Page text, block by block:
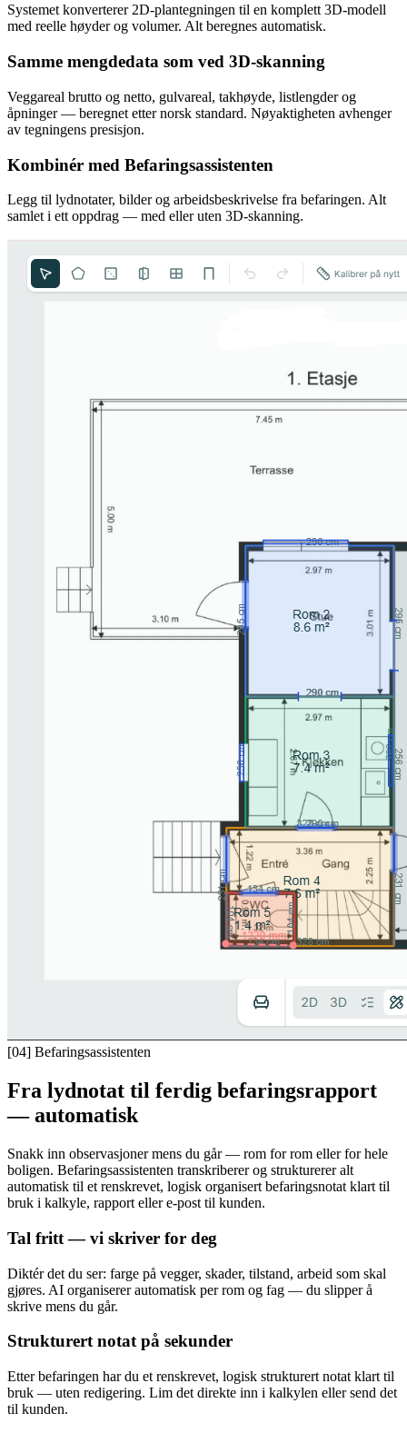
Systemet konverterer 2D-plantegningen til en komplett 3D-modell
med reelle høyder og volumer. Alt beregnes automatisk.
Samme mengdedata som ved 3D-skanning
Veggareal brutto og netto, gulvareal, takhøyde, listlengder og
åpninger — beregnet etter norsk standard. Nøyaktigheten avhenger
av tegningens presisjon.
Kombinér med Befaringsassistenten
Legg til lydnotater, bilder og arbeidsbeskrivelse fra befaringen. Alt
samlet i ett oppdrag — med eller uten 3D-skanning.
[04] Befaringsassistenten
Fra lydnotat til ferdig befaringsrapport
— automatisk
Snakk inn observasjoner mens du går — rom for rom eller for hele
boligen. Befaringsassistenten transkriberer og strukturerer alt
automatisk til et renskrevet, logisk organisert befaringsnotat klart til
bruk i kalkyle, rapport eller e-post til kunden.
Tal fritt — vi skriver for deg
Diktér det du ser: farge på vegger, skader, tilstand, arbeid som skal
gjøres. AI organiserer automatisk per rom og fag — du slipper å
skrive mens du går.
Strukturert notat på sekunder
Etter befaringen har du et renskrevet, logisk strukturert notat klart til
bruk — uten redigering. Lim det direkte inn i kalkylen eller send det
til kunden.